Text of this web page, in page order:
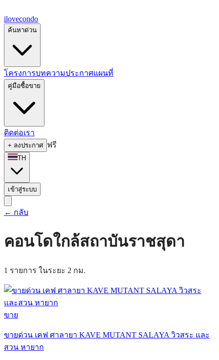
ilovecondo
ค้นหาด่วน
โครงการบทความประกาศแผนที่
คู่มือซื้อขาย
ติดต่อเรา
+ ลงประกาศ ฟรี
TH
เข้าสู่ระบบ
← กลับ
คอนโดใกล้สถาบันราชสุดา
1 รายการ ในระยะ 2 กม.
ขาย
ขายด่วน เคฟ ศาลายา KAVE MUTANT SALAYA วิวสระ และ
สวน หายาก